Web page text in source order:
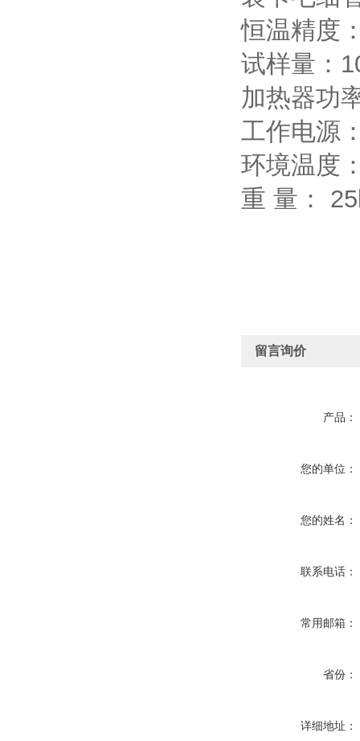
恒温精度
试样量：
加热器功
工作电源
环境温度
重 量：
留言询价
产品：
您的单位：
您的姓名：
联系电话：
常用邮箱：
省份：
详细地址：